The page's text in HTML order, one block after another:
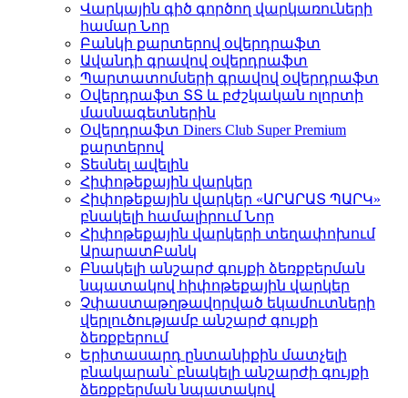
Վարկային գիծ գործող վարկառուների
համար Նոր
Բանկի քարտերով օվերդրաֆտ
Ավանդի գրավով օվերդրաֆտ
Պարտատոմսերի գրավով օվերդրաֆտ
Օվերդրաֆտ ՏՏ և բժշկական ոլորտի
մասնագետներին
Օվերդրաֆտ Diners Club Super Premium
քարտերով
Տեսնել ավելին
Հիփոթեքային վարկեր
Հիփոթեքային վարկեր «ԱՐԱՐԱՏ ՊԱՐԿ»
բնակելի համալիրումՆոր
Հիփոթեքային վարկերի տեղափոխում
ԱրարատԲանկ
Բնակելի անշարժ գույքի ձեռքբերման
նպատակով հիփոթեքային վարկեր
Չփաստաթղթավորված եկամուտների
վերլուծությամբ անշարժ գույքի
ձեռքբերում
Երիտասարդ ընտանիքին մատչելի
բնակարան՝ բնակելի անշարժի գույքի
ձեռքբերման նպատակով